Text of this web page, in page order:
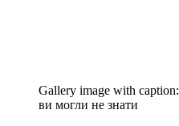
Gallery image with caption:
ви могли не знати